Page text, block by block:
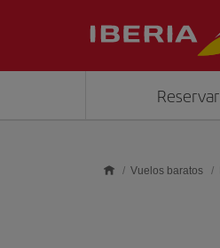
Reservar
Vuelos baratos